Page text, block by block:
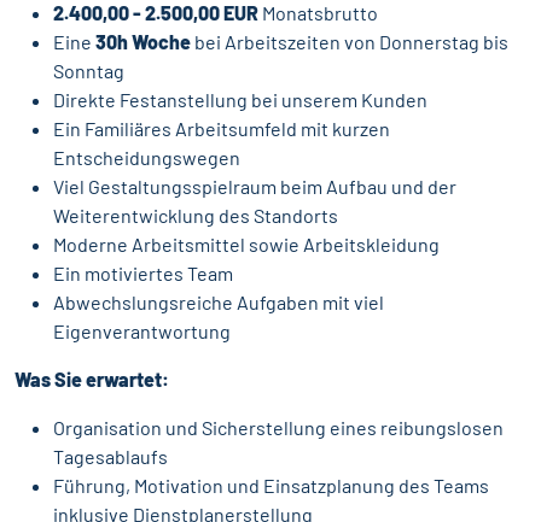
2.400,00 - 2.500,00 EUR Monatsbrutto
Eine 30h Woche bei Arbeitszeiten von Donnerstag bis
Sonntag
Direkte Festanstellung bei unserem Kunden
Ein Familiäres Arbeitsumfeld mit kurzen
Entscheidungswegen
Viel Gestaltungsspielraum beim Aufbau und der
Weiterentwicklung des Standorts
Moderne Arbeitsmittel sowie Arbeitskleidung
Ein motiviertes Team
Abwechslungsreiche Aufgaben mit viel
Eigenverantwortung
Was Sie erwartet:
Organisation und Sicherstellung eines reibungslosen
Tagesablaufs
Führung, Motivation und Einsatzplanung des Teams
inklusive Dienstplanerstellung